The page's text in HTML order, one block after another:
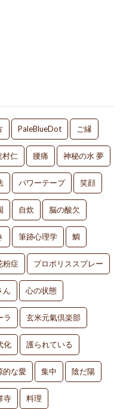
PaleBlueDot ご縁
村仁 腰痛 神秘の水 夢
パワーテープ 笑顔
自炊 脳の酸欠
筆跡心理学 鯛
粉症 プロポリススプレー
ん 心の状態
ラ 玄米元氣倶楽部
化 護られている
的な愛 集中 陰だ陽
寺 料理